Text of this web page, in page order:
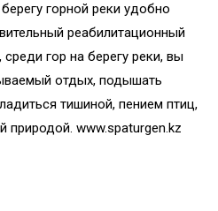
горной реки удобно
реабилитационный
среди гор на берегу реки, вы
отдых, подышать
тишиной, пением птиц,
природой. www.spaturgen.kz